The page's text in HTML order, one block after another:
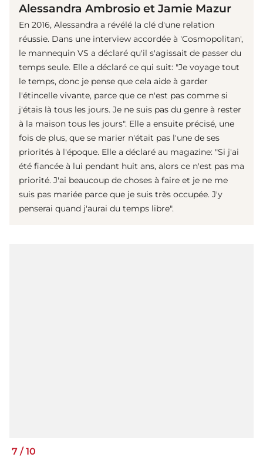
Alessandra Ambrosio et Jamie Mazur
En 2016, Alessandra a révélé la clé d'une relation
réussie. Dans une interview accordée à 'Cosmopolitan',
le mannequin VS a déclaré qu'il s'agissait de passer du
temps seule. Elle a déclaré ce qui suit: "Je voyage tout
le temps, donc je pense que cela aide à garder
l'étincelle vivante, parce que ce n'est pas comme si
j'étais là tous les jours. Je ne suis pas du genre à rester
à la maison tous les jours". Elle a ensuite précisé, une
fois de plus, que se marier n'était pas l'une de ses
priorités à l'époque. Elle a déclaré au magazine: "Si j'ai
été fiancée à lui pendant huit ans, alors ce n'est pas ma
priorité. J'ai beaucoup de choses à faire et je ne me
suis pas mariée parce que je suis très occupée. J'y
penserai quand j'aurai du temps libre".
7 / 10